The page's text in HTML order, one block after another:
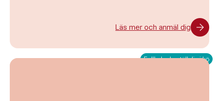
Läs mer och anmäl dig
Fullbokad - ställ dig i kö